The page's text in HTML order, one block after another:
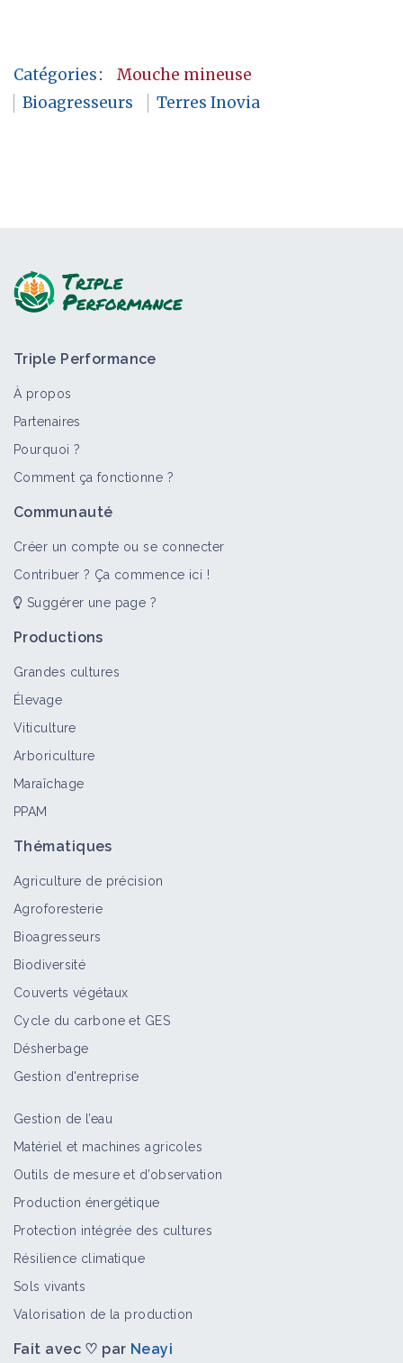
Catégories:
Mouche mineuse
Bioagresseurs
Terres Inovia
Triple Performance
À propos
Partenaires
Pourquoi ?
Comment ça fonctionne ?
Communauté
Créer un compte ou se connecter
Contribuer ? Ça commence ici !
Suggérer une page ?
Productions
Grandes cultures
Élevage
Viticulture
Arboriculture
Maraîchage
PPAM
Thématiques
Agriculture de précision
Agroforesterie
Bioagresseurs
Biodiversité
Couverts végétaux
Cycle du carbone et GES
Désherbage
Gestion d'entreprise
Gestion de l’eau
Matériel et machines agricoles
Outils de mesure et d’observation
Production énergétique
Protection intégrée des cultures
Résilience climatique
Sols vivants
Valorisation de la production
Fait avec ♡ par Neayi